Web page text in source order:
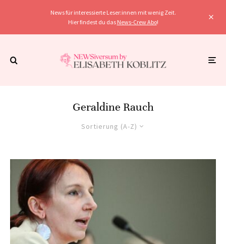
News für interessierte Leser:innen mit wenig Zeit.
Hier findest du das News-Crew Abo!
Geraldine Rauch
Sortierung (A-Z)